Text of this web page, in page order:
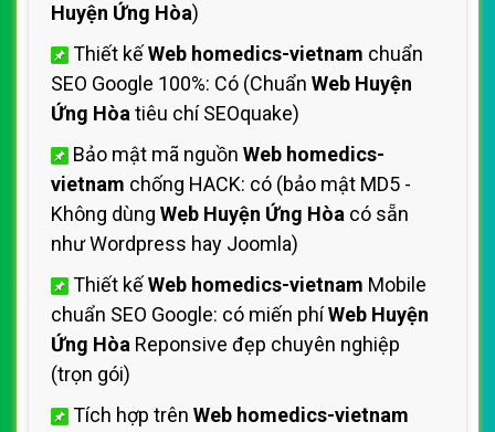
Huyện Ứng Hòa)
Thiết kếWeb homedics-vietnam chuẩn
SEO Google 100%: Có (Chuẩn Web Huyện
Ứng Hòa tiêu chí SEOquake)
Bảo mật mã nguồn Web homedics-
vietnam chống HACK: có (bảo mật MD5 -
Không dùng Web Huyện Ứng Hòa có sẵn
như Wordpress hay Joomla)
Thiết kếWeb homedics-vietnam Mobile
chuẩn SEO Google: có miến phíWeb Huyện
Ứng Hòa Reponsive đẹp chuyên nghiệp
(trọn gói)
Tích hợp trên Web homedics-vietnam